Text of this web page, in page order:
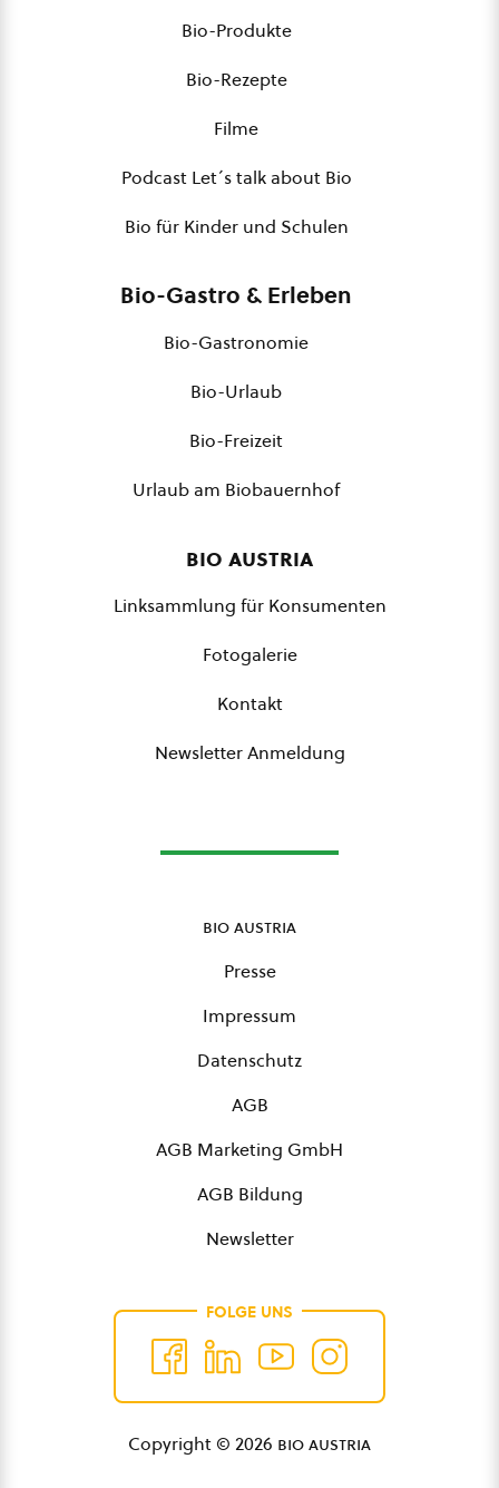
Bio-Produkte
Bio-Rezepte
Filme
Podcast Let´s talk about Bio
Bio für Kinder und Schulen
Bio-Gastro & Erleben
Bio-Gastronomie
Bio-Urlaub
Bio-Freizeit
Urlaub am Biobauernhof
bio austria
Linksammlung für Konsumenten
Fotogalerie
Kontakt
Newsletter Anmeldung
bio austria
Presse
Impressum
Datenschutz
AGB
AGB Marketing GmbH
AGB Bildung
Newsletter
FOLGE UNS
Copyright © 2026 bio austria